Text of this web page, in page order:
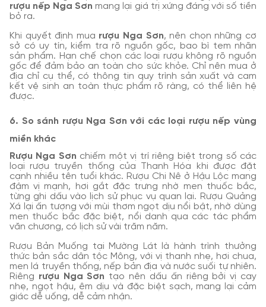
rượu nếp Nga Sơn mang lại giá trị xứng đáng với số tiền
bỏ ra.
Khi quyết định mua rượu Nga Sơn, nên chọn những cơ
sở có uy tín, kiểm tra rõ nguồn gốc, bao bì tem nhãn
sản phẩm. Hạn chế chọn các loại rượu không rõ nguồn
gốc để đảm bảo an toàn cho sức khỏe. Chỉ nên mua ở
địa chỉ cụ thể, có thông tin quy trình sản xuất và cam
kết vệ sinh an toàn thực phẩm rõ ràng, có thể liên hệ
được.
6. So sánh rượu Nga Sơn với các loại rượu nếp vùng
miền khác
Rượu Nga Sơn chiếm một vị trí riêng biệt trong số các
loại rượu truyền thống của Thanh Hóa khi được đặt
cạnh nhiều tên tuổi khác. Rượu Chi Nê ở Hậu Lộc mang
đậm vị mạnh, hơi gắt đặc trưng nhờ men thuốc bắc,
từng ghi dấu vào lịch sử phục vụ quan lại. Rượu Quảng
Xá lại ấn tượng với mùi thơm ngọt dịu nổi bật, nhờ dùng
men thuốc bắc đặc biệt, nổi danh qua các tác phẩm
văn chương, có lịch sử vài trăm năm.
Rượu Bản Muống tại Mường Lát là hành trình thưởng
thức bản sắc dân tộc Mông, với vị thanh nhẹ, hơi chua,
men lá truyền thống, nếp bản địa và nước suối tự nhiên.
Riêng rượu Nga Sơn tạo nên dấu ấn riêng bởi vị cay
nhẹ, ngọt hậu, êm dịu và đặc biệt sạch, mang lại cảm
giác dễ uống, dễ cảm nhận.